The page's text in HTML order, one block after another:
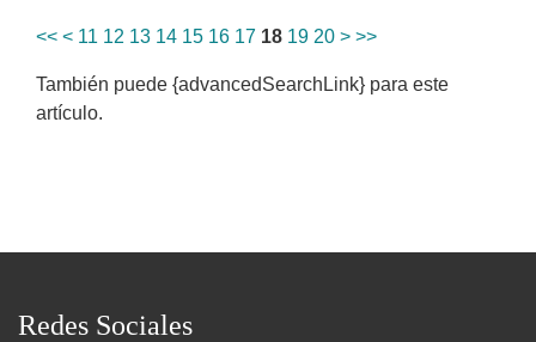
<< < 11 12 13 14 15 16 17 18 19 20 > >>
También puede {advancedSearchLink} para este
artículo.
Redes Sociales